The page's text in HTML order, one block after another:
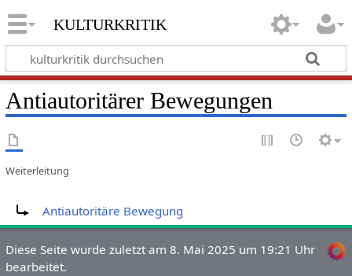
kulturkritik
Antiautoritärer Bewegungen
Weiterleitung
Antiautoritäre Bewegung
Diese Seite wurde zuletzt am 8. Mai 2025 um 19:21 Uhr
bearbeitet.